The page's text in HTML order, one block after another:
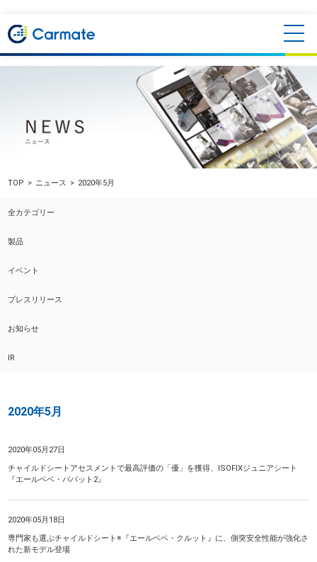
TOP ニュース 2020年5月
全カテゴリー
製品
イベント
プレスリリース
お知らせ
IR
2020年5月
2020年05月27日
チャイルドシートアセスメントで最高評価の「優」を獲得、ISOFIXジュニアシート
『エールベベ・パパット2』
2020年05月18日
専門家も選ぶチャイルドシート※『エールベベ・クルット』に、側突安全性能が強化さ
れた新モデル登場